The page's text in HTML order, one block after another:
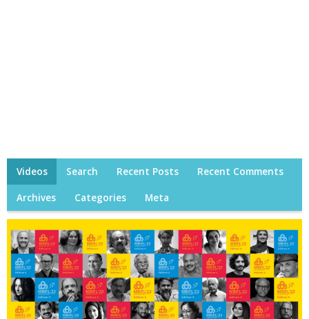
Videos Search Recent Posts Recent Comments
Archives Categories Meta